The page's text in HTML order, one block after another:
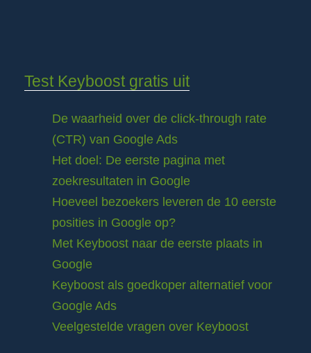
Test Keyboost gratis uit
De waarheid over de click-through rate
(CTR) van Google Ads
Het doel: De eerste pagina met
zoekresultaten in Google
Hoeveel bezoekers leveren de 10 eerste
posities in Google op?
Met Keyboost naar de eerste plaats in
Google
Keyboost als goedkoper alternatief voor
Google Ads
Veelgestelde vragen over Keyboost